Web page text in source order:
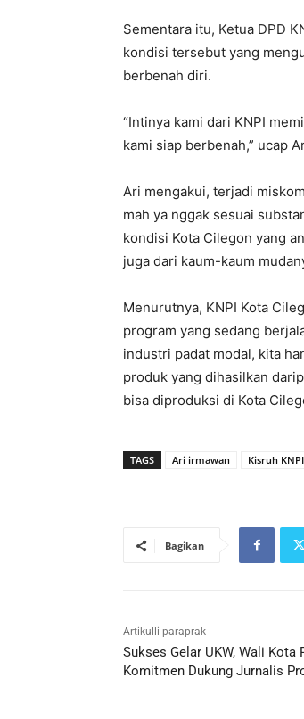
Sementara itu, Ketua DPD
kondisi tersebut yang
berbenah diri.
“Intinya kami dari KNPI
kami siap berbenah,” ucap
Ari mengakui, terjadi
mah ya nggak sesuai
kondisi Kota Cilegon yang
juga dari kaum-kaum
Menurutnya, KNPI Kota
program yang sedang
industri padat modal, kita
produk yang dihasilkan
bisa diproduksi di Kota
TAGS Ari irmawan Kisruh
Bagikan
Artikulli paraprak
Sukses Gelar UKW, Wali Kota
Komitmen Dukung Jurnalis